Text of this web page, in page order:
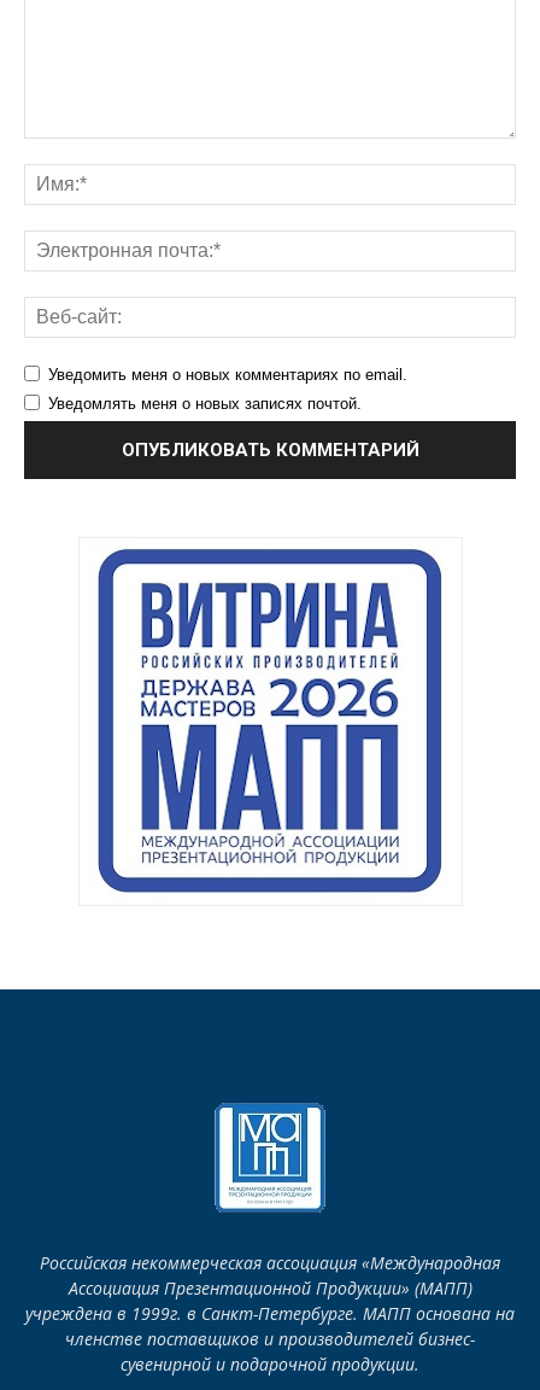
Уведомить меня о новых комментариях по email.
Уведомлять меня о новых записях почтой.
Российская некоммерческая ассоциация «Международная
Ассоциация Презентационной Продукции» (МАПП)
учреждена в 1999г. в Санкт-Петербурге. МАПП основана на
членстве поставщиков и производителей бизнес-
сувенирной и подарочной продукции.